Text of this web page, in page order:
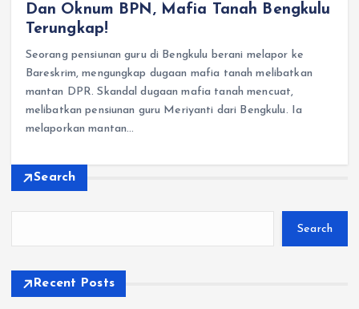
Dan Oknum BPN, Mafia Tanah Bengkulu
Terungkap!
Seorang pensiunan guru di Bengkulu berani melapor ke
Bareskrim, mengungkap dugaan mafia tanah melibatkan
mantan DPR. Skandal dugaan mafia tanah mencuat,
melibatkan pensiunan guru Meriyanti dari Bengkulu. Ia
melaporkan mantan…
Search
Search
Recent Posts